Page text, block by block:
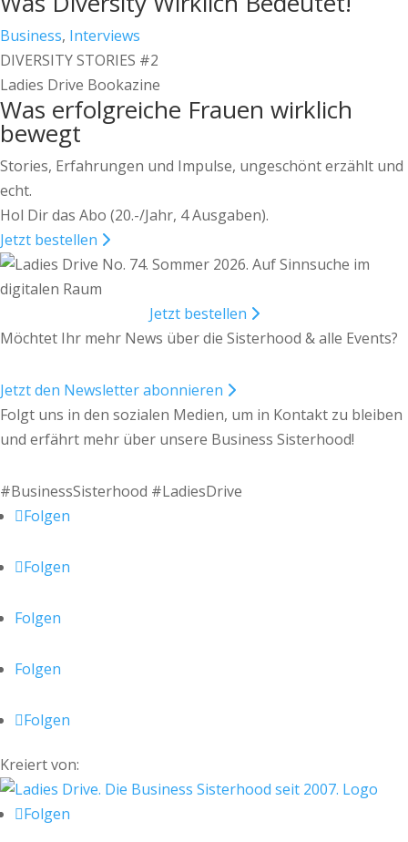
Business, Interviews
DIVERSITY STORIES #2
Ladies Drive Bookazine
Was erfolgreiche Frauen wirklich
bewegt
Stories, Erfahrungen und Impulse, ungeschönt erzählt und
echt.
Hol Dir das Abo (20.-/Jahr, 4 Ausgaben).
Jetzt bestellen
Jetzt bestellen
Möchtet Ihr mehr News über die Sisterhood & alle Events?
Jetzt den Newsletter abonnieren
Folgt uns in den sozialen Medien, um in Kontakt zu bleiben
und erfährt mehr über unsere Business Sisterhood!
#BusinessSisterhood #LadiesDrive
Folgen
Folgen
Folgen
Folgen
Folgen
Kreiert von:
Folgen